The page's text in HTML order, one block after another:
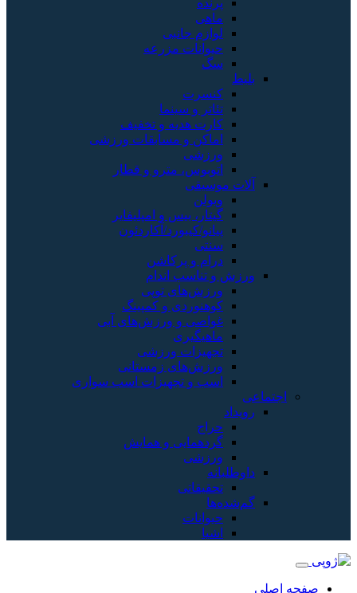
پرنده
ماهی
لوازم جانبی
حیوانات مزرعه
سگ
بلیط
کنسرت
تئاتر و سینما
کارت هدیه و تخفیف
اماکن و مسابقات ورزشی
ورزشی
اتوبوس، مترو و قطار
آلات موسیقی
ویولن
گیتار، بیس و امپلیفایر
پیانو/کیبورد/آکاردئون
سنتی
درام و پرکاشن
ورزش و تناسب اندام
ورزش‌های توپی
کوهنوردی و کمپینگ
غواصی و ورزش‌های آبی
ماهیگیری
تجهیزات ورزشی
ورزش‌های زمستانی
اسب و تجهیزات اسب سواری
اجتماعی
رویداد
حراج
گردهمایی و همایش
ورزشی
داوطلبانه
تحقیقاتی
گم‌شده‌ها
حیوانات
اشیا
صفحه اصلی